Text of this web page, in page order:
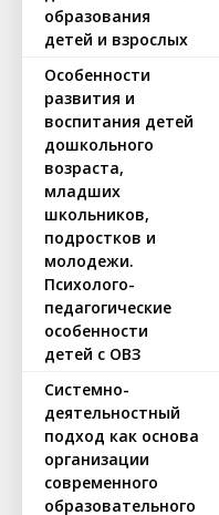
образования
детей и взрослых
Особенности
развития и
воспитания детей
дошкольного
возраста,
младших
школьников,
подростков и
молодежи.
Психолого-
педагогические
особенности
детей с ОВЗ
Системно-
деятельностный
подход как основа
организации
современного
образовательного